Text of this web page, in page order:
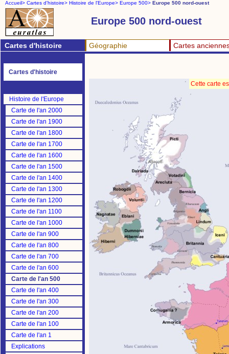
Accueil> Cartes d'histoire> Histoire de l'Europe> Europe 500> Europe 500 nord-ouest
Europe 500 nord-ouest
Cartes d'histoire Géographie Cartes
Cartes d'histoire
Histoire de l'Europe
Carte de l'an 2000
Carte de l'an 1900
Carte de l'an 1800
Carte de l'an 1700
Carte de l'an 1600
Carte de l'an 1500
Carte de l'an 1400
Carte de l'an 1300
Carte de l'an 1200
Carte de l'an 1100
Carte de l'an 1000
Carte de l'an 900
Carte de l'an 800
Carte de l'an 700
Carte de l'an 600
Carte de l'an 500
Carte de l'an 400
Carte de l'an 300
Carte de l'an 200
Carte de l'an 100
Carte de l'an 1
Explications
Cette carte